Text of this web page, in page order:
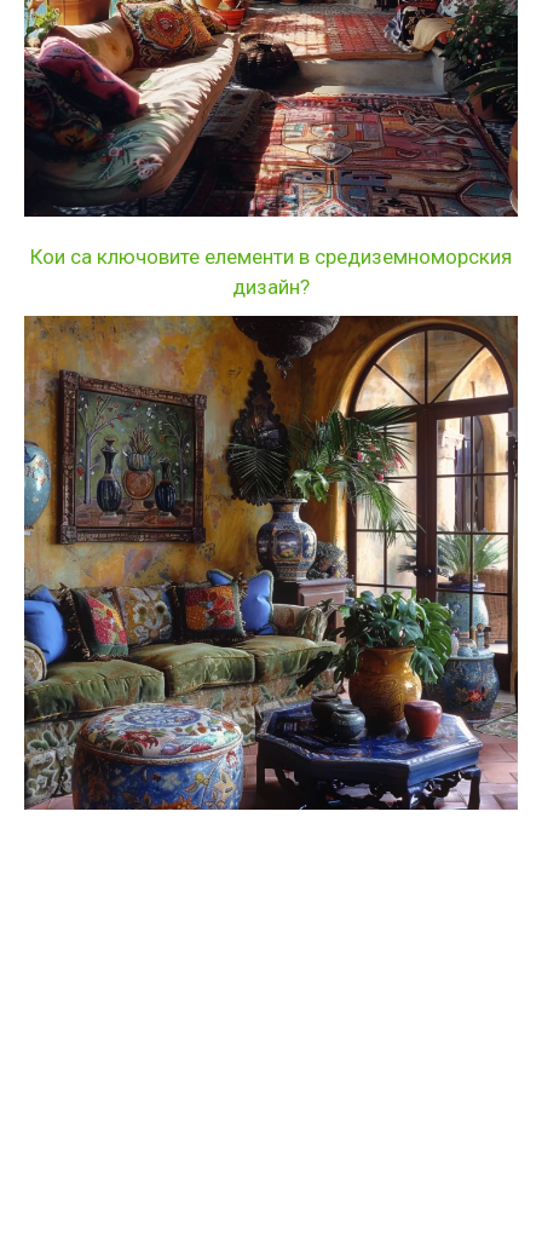
Кои са ключовите елементи в средиземноморския
дизайн?